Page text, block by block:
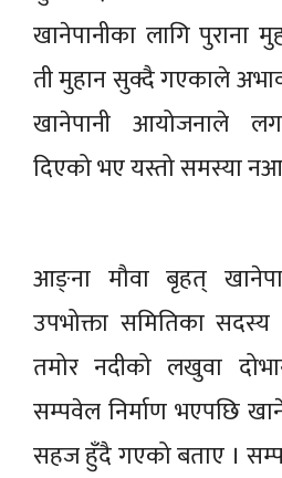
खानेपानीका लागि पुराना
ती मुहान सुक्दै गएकाले
खानेपानी आयोजनाले
दिएको भए यस्तो समस्या
आङ्ना मौवा बृहत्
उपभोक्ता समितिका
तमोर नदीको लखुवा
सम्पवेल निर्माण भएपछि
सहज हुँदै गएको बताए ।